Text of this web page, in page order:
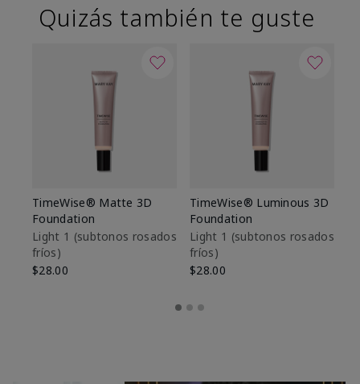
Quizás también te guste
TimeWise® Matte 3D
Foundation
Light 1​ (subtonos rosados
fríos)
$28.00
TimeWise® Luminous 3D
Foundation
Light 1​ (subtonos rosados
fríos)
$28.00